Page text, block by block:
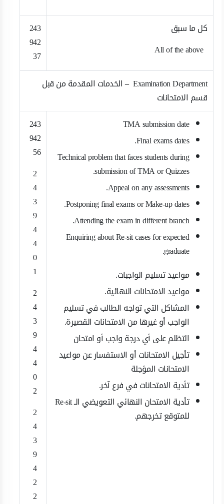
كل ما سبق
All of the above
243
942
37
Examination Department – الخدمات المقدمة من قبل
قسم الامتحانات ​
TMA submission date
Final exams dates.
Technical problem that faces students during
submission of TMA or Quizzes.
Appeal on any assessments.
Postponing final exams or Make-up dates.
Attending the exam in different branch.
Enquiring about Re-sit cases for expected
graduate.
مواعيد تسليم الواجبات.​
مواعيد الامتحانات النهائية.
المشاكل التي تواجه الطالب في تسليم
الواجب أو غيرها من الامتحانات القصيرة.
التظلم على أي درجة واجب أو امتحان
تأجيل الامتحانات أو الاستفسار عن مواعيد
الامتحانات المؤجلة
تأدية الامتحانات في فرع آخر.
تأدية الامتحان النهائي التعويضي الـ Re-sit
للمتوقع تخرجهم.
243
942
56
2
4
3
9
4
4
0
1
2
4
3
9
4
4
0
2
2
4
3
9
4
2
2